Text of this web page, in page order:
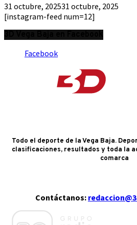
31 octubre, 202531 octubre, 2025
[instagram-feed num=12]
Facebook
Todo el deporte de la Vega Baja.
clasificaciones, resultados y toda la
comarca
Contáctanos: